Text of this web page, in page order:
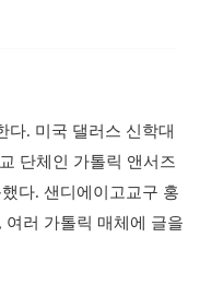
다. 미국 댈러스 신학대
단체인 가톨릭 앤서즈
다. 샌디에이고교구 홍
러 가톨릭 매체에 글을